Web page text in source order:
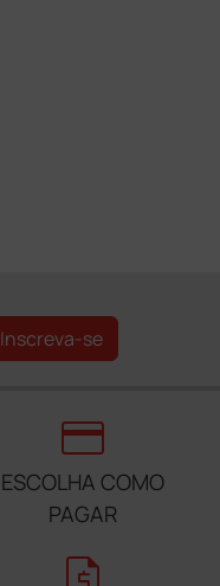
Inscreva-se
credit_card
ESCOLHA COMO
PAGAR